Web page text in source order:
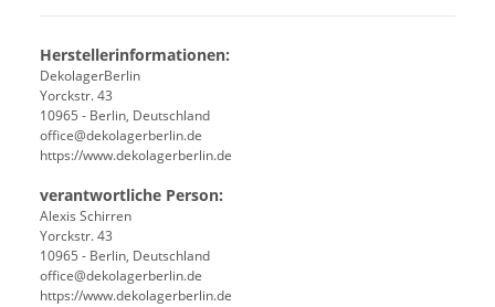
Herstellerinformationen:
DekolagerBerlin
Yorckstr. 43
10965 - Berlin, Deutschland
office@dekolagerberlin.de
https://www.dekolagerberlin.de
verantwortliche Person:
Alexis Schirren
Yorckstr. 43
10965 - Berlin, Deutschland
office@dekolagerberlin.de
https://www.dekolagerberlin.de